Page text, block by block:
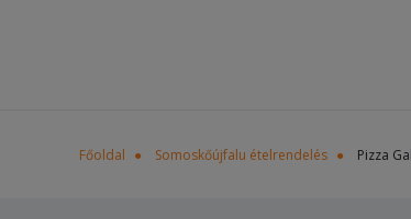
Főoldal Somoskőújfalu ételrendelés Pizza